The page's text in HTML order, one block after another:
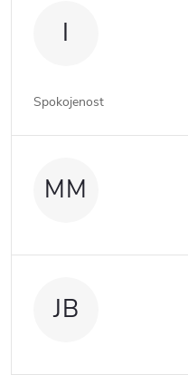
I
Spokojenost
MM
JB